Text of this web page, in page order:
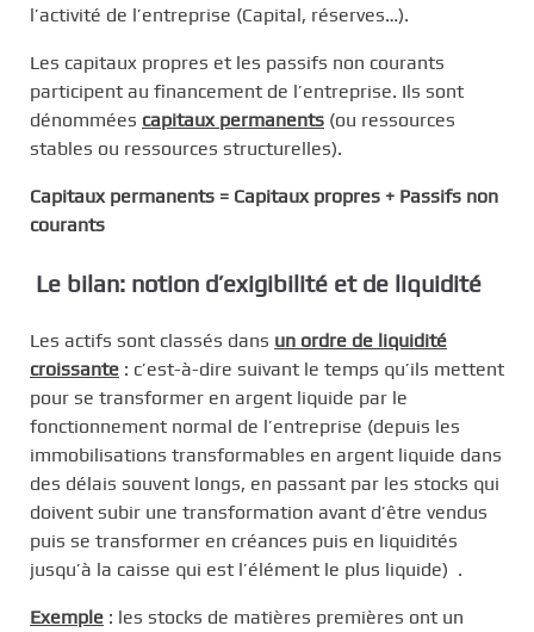
l’activité de l’entreprise (Capital, réserves…).
Les capitaux propres et les passifs non courants
participent au financement de l’entreprise. Ils sont
dénommées capitaux permanents (ou ressources
stables ou ressources structurelles).
Capitaux permanents = Capitaux propres + Passifs non
courants
Le bilan: notion d’exigibilité et de liquidité
Les actifs sont classés dans un ordre de liquidité
croissante : c’est-à-dire suivant le temps qu’ils mettent
pour se transformer en argent liquide par le
fonctionnement normal de l’entreprise (depuis les
immobilisations transformables en argent liquide dans
des délais souvent longs, en passant par les stocks qui
doivent subir une transformation avant d’être vendus
puis se transformer en créances puis en liquidités
jusqu’à la caisse qui est l’élément le plus liquide) .
Exemple : les stocks de matières premières ont un